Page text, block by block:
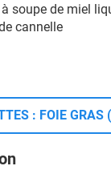
soupe de miel
cannelle
: FOIE GRAS